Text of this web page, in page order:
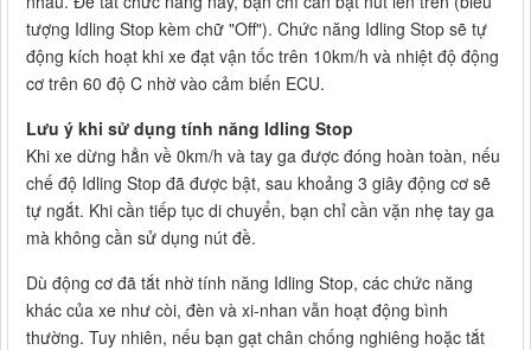
tượng Idling Stop kèm chữ "Off"). Chức năng Idling Stop sẽ tự
động kích hoạt khi xe đạt vận tốc trên 10km/h và nhiệt độ động
cơ trên 60 độ C nhờ vào cảm biến ECU.
Lưu ý khi sử dụng tính năng Idling Stop
Khi xe dừng hẳn về 0km/h và tay ga được đóng hoàn toàn, nếu
chế độ Idling Stop đã được bật, sau khoảng 3 giây động cơ sẽ
tự ngắt. Khi cần tiếp tục di chuyển, bạn chỉ cần vặn nhẹ tay ga
mà không cần sử dụng nút đề.
Dù động cơ đã tắt nhờ tính năng Idling Stop, các chức năng
khác của xe như còi, đèn và xi-nhan vẫn hoạt động bình
thường. Tuy nhiên, nếu bạn gạt chân chống nghiêng hoặc tắt